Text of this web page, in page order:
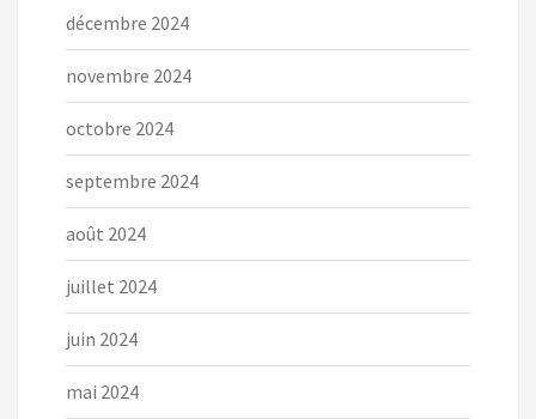
décembre 2024
novembre 2024
octobre 2024
septembre 2024
août 2024
juillet 2024
juin 2024
mai 2024